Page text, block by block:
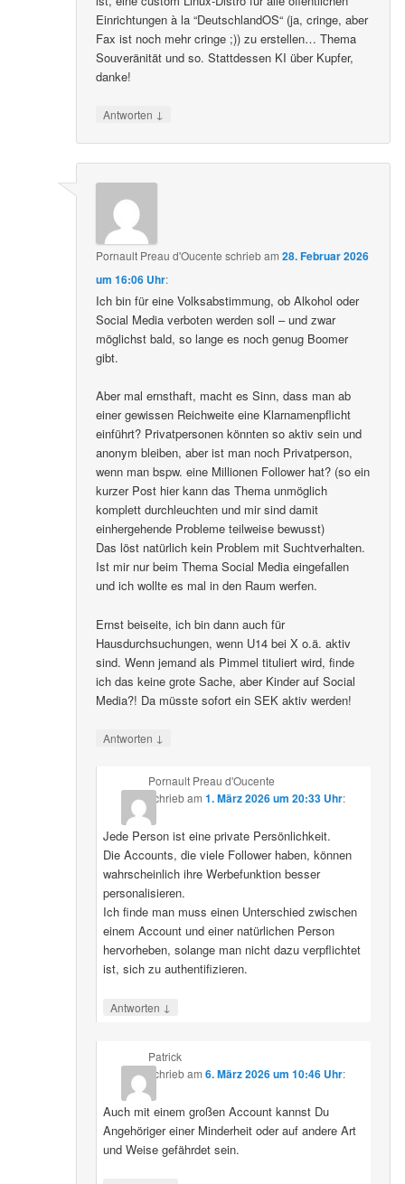
Einrichtungen à la “DeutschlandOS“ (ja, cringe, aber
Fax ist noch mehr cringe ;)) zu erstellen… Thema
Souveränität und so. Stattdessen KI über Kupfer,
danke!
Antworten ↓
Pornault Preau d'Oucente schriebam28. Februar 2026
um 16:06 Uhr:
Ich bin für eine Volksabstimmung, ob Alkohol oder
Social Media verboten werden soll – und zwar
möglichst bald, so lange es noch genug Boomer
gibt.
Aber mal ernsthaft, macht es Sinn, dass man ab
einer gewissen Reichweite eine Klarnamenpflicht
einführt? Privatpersonen könnten so aktiv sein und
anonym bleiben, aber ist man noch Privatperson,
wenn man bspw. eine Millionen Follower hat? (so ein
kurzer Post hier kann das Thema unmöglich
komplett durchleuchten und mir sind damit
einhergehende Probleme teilweise bewusst)
Das löst natürlich kein Problem mit Suchtverhalten.
Ist mir nur beim Thema Social Media eingefallen
und ich wollte es mal in den Raum werfen.
Ernst beiseite, ich bin dann auch für
Hausdurchsuchungen, wenn U14 bei X o.ä. aktiv
sind. Wenn jemand als Pimmel tituliert wird, finde
ich das keine grote Sache, aber Kinder auf Social
Media?! Da müsste sofort ein SEK aktiv werden!
Antworten ↓
Pornault Preau d'Oucente
schriebam 1. März 2026 um 20:33 Uhr:
Jede Person ist eine private Persönlichkeit.
Die Accounts, die viele Follower haben, können
wahrscheinlich ihre Werbefunktion besser
personalisieren.
Ich finde man muss einen Unterschied zwischen
einem Account und einer natürlichen Person
hervorheben, solange man nicht dazu verpflichtet
ist, sich zu authentifizieren.
Antworten ↓
Patrick
schriebam 6. März 2026 um 10:46 Uhr:
Auch mit einem großen Account kannst Du
Angehöriger einer Minderheit oder auf andere Art
und Weise gefährdet sein.